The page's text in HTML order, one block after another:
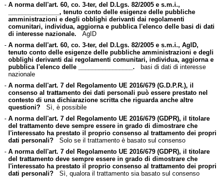
- A norma dell'art. 60, co. 3-ter, del D.Lgs. 82/2005 e s.m.i.,
_______________, tenuto conto delle esigenze delle pubbliche
amministrazioni e degli obblighi derivanti dai regolamenti
comunitari, individua, aggiorna e pubblica l'elenco delle basi di dati
di interesse nazionale. AgID
- A norma dell'art. 60, co. 3-ter, del D.Lgs. 82/2005 e s.m.i., AgID,
tenuto conto delle esigenze delle pubbliche amministrazioni e degli
obblighi derivanti dai regolamenti comunitari, individua, aggiorna e
pubblica l'elenco delle ________________. basi di dati di interesse
nazionale
- A norma dell'art. 7 del Regolamento UE 2016/679 (G.D.P.R.), il
consenso al trattamento dei dati personali può essere prestato nel
contesto di una dichiarazione scritta che riguarda anche altre
questioni?Sì, è possibile
- A norma dell'art. 7 del Regolamento UE 2016/679 (GDPR), il titolare
del trattamento deve sempre essere in grado di dimostrare che
l'interessato ha prestato il proprio consenso al trattamento dei propri
dati personali?Solo se il trattamento è basato sul consenso
- A norma dell'art. 7 del Regolamento UE 2016/679 (GDPR), il titolare
del trattamento deve sempre essere in grado di dimostrare che
l'interessato ha prestato il proprio consenso al trattamento dei propri
dati personali?Sì, qualora il trattamento sia basato sul consenso